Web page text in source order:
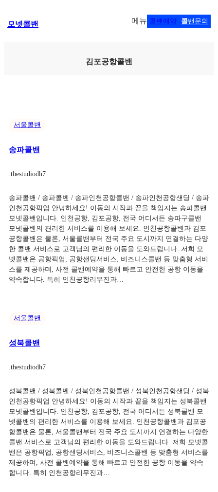
텐
모넷콜밴 메뉴 콜밴예약 콜밴문의
김포공항콜밴
서울콜밴
송파콜밴
thestudiodh7
송파콜밴 / 송파콜벤 / 송파인천공항콜밴 / 송파인천공항샌딩 / 송파
인천공항픽업 안녕하세요! 이동의 시작과 끝을 책임지는 송파콜밴
모넷콜밴입니다. 인천공항, 김포공항, 전국 어디서든 송파구콜밴
모넷콜밴의 편리한 서비스를 이용해 보세요. 인천공항콜밴과 김포
공항콜밴은 물론, 서울콜밴부터 전국 주요 도시까지 연결하는 다양
한 콜밴 서비스로 고객님의 편리한 이동을 도와드립니다. 저희 모
넷콜밴은 공항픽업, 공항샌딩서비스, 비즈니스콜밴 등 맞춤형 서비
스를 제공하며, 사전 콜밴예약을 통해 빠르고 안전한 공항 이동을
약속합니다. 특히 인천공항리무진과…
서울콜밴
성북콜밴
thestudiodh7
성북콜밴 / 성북콜벤 / 성북인천공항콜밴 / 성북인천공항샌딩 / 성북
인천공항픽업 안녕하세요! 이동의 시작과 끝을 책임지는 성북콜밴
모넷콜밴입니다. 인천공항, 김포공항, 전국 어디서든 성북콜밴 모
넷콜밴의 편리한 서비스를 이용해 보세요. 인천공항콜밴과 김포공
항콜밴은 물론, 서울콜밴부터 전국 주요 도시까지 연결하는 다양한
콜밴 서비스로 고객님의 편리한 이동을 도와드립니다. 저희 모넷콜
밴은 공항픽업, 공항샌딩서비스, 비즈니스콜밴 등 맞춤형 서비스를
제공하며, 사전 콜밴예약을 통해 빠르고 안전한 공항 이동을 약속
합니다. 특히 인천공항리무진과…